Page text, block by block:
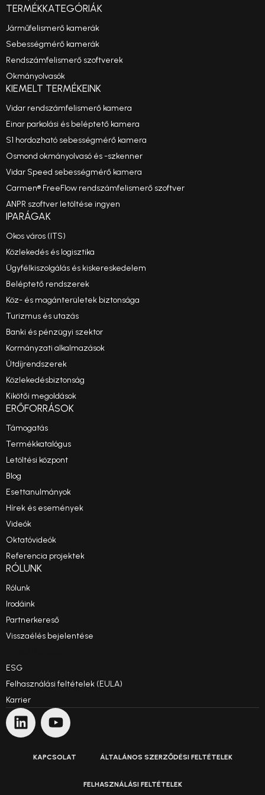
TERMÉKKATEGÓRIÁK
Járműfelismerő kamerák
Sebességmérő kamerák
Rendszámfelismerő szoftverek
Okmányolvasók
KIEMELT TERMÉKEINK
Vidar rendszámfelismerő kamera
Einar parkolási és beléptető kamera
S1 hordozható sebességmérő kamera
Osmond okmányolvasó és -szkenner
Vidar Speed sebességmérő kamera
Carmen® FreeFlow rendszámfelismerő szoftver
ANPR szoftver letöltése ingyen
IPARÁGAK
Okos város (ITS)
Közlekedés és logisztika
Ügyfélkiszolgálás és kiskereskedelem
Beléptető rendszerek
Köz- és magánterületek biztonsága
Turizmus és utazás
Banki és pénzügyi szektor
Kormányzati alkalmazások
Útdíjrendszerek
Közlekedésbiztonság
Kikötői megoldások
ERŐFORRÁSOK
Támogatás
Termékkatalógus
Letöltési központ
Blog
Esettanulmányok
Hírek és események
Videók
Oktatóvideók
Referencia projektek
RÓLUNK
Rólunk
Irodáink
Partnerkereső
Visszaélés bejelentése
ESG
Felhasználási feltételek (EULA)
Karrier
KAPCSOLAT ÁLTALÁNOS SZERZŐDÉSI FELTÉTELEK
FELHASZNÁLÁSI FELTÉTELEK